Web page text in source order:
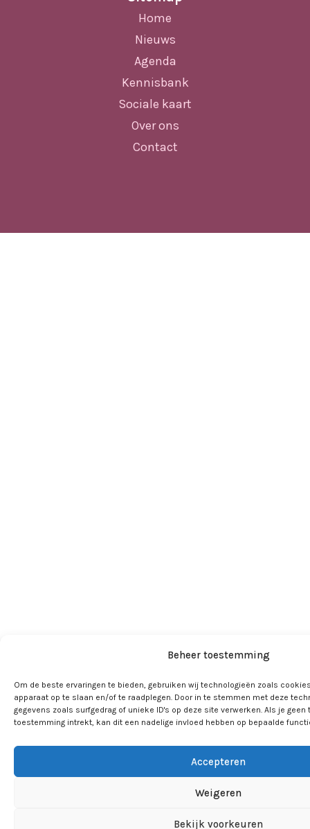
Beheer toestemming
Om de beste ervaringen te bieden, gebruiken wij technologieën zoals
apparaat op te slaan en/of te raadplegen. Door in te stemmen met deze
gegevens zoals surfgedrag of unieke ID's op deze site verwerken. Als je
toestemming intrekt, kan dit een nadelige invloed hebben op bepaalde
Accepteren
Weigeren
Bekijk voorkeuren
Home
Nieuws
Agenda
Kennisbank
Sociale kaart
Over ons
Contact